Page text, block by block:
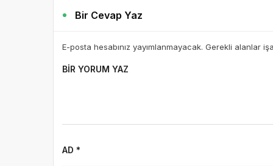
Bir Cevap Yaz
E-posta hesabınız yayımlanmayacak. Gerekli alanlar
BIR YORUM YAZ
AD *